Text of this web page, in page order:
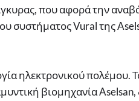
που αφορά την
συστήματος Vural της
ηλεκτρονικού πολέμου.
βιομηχανία